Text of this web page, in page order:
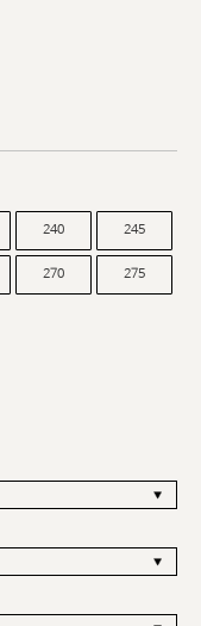
240 245
270 275